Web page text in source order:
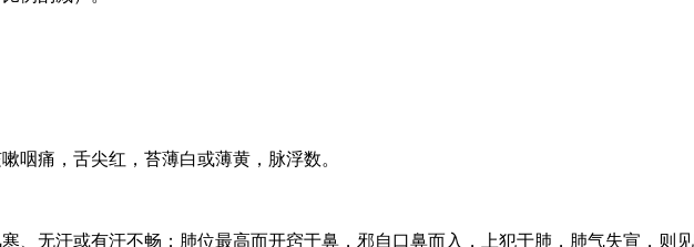
咽痛，舌尖红，苔薄白或薄黄，脉浮数。
、无汗或有汗不畅；肺位最高而开窍于鼻，邪自口鼻而入，上犯于肺，肺气失宣，则